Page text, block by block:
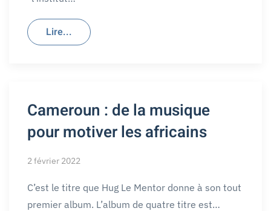
Lire...
Cameroun : de la musique
pour motiver les africains
2 février 2022
C’est le titre que Hug Le Mentor donne à son tout
premier album. L’album de quatre titre est…